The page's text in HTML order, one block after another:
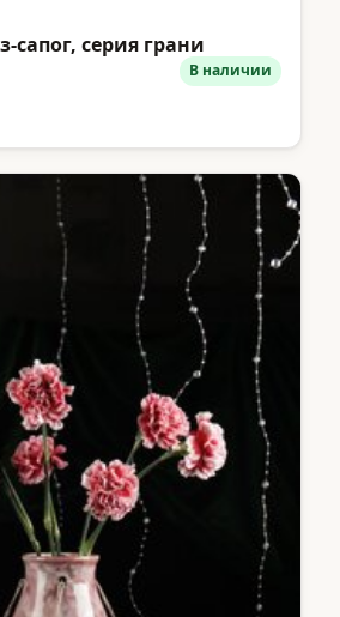
сапог, серия грани
В наличии